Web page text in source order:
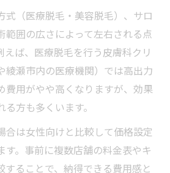
式（医療脱毛・美容脱毛）、サロ
範囲の広さによって左右される点
えば、医療脱毛を行う皮膚科クリ
綾瀬市内の医療機関）では高出力
費用がやや高くなりますが、効果
方も多くいます。
合は女性向けと比較して価格設定
す。事前に複数店舗の料金表やキ
することで、納得できる費用感と